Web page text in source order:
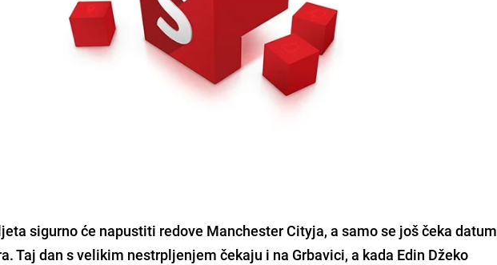
sigurno će napustiti redove Manchester Cityja, a samo se još čeka datum
Taj dan s velikim nestrpljenjem čekaju i na Grbavici, a kada Edin Džeko